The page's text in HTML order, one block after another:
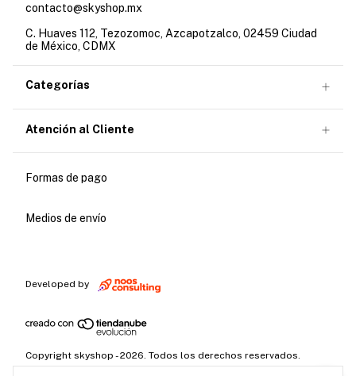
contacto@skyshop.mx
C. Huaves 112, Tezozomoc, Azcapotzalco, 02459 Ciudad
de México, CDMX
Categorías
Atención al Cliente
Formas de pago
Medios de envío
Developed by
Copyright skyshop - 2026. Todos los derechos reservados.